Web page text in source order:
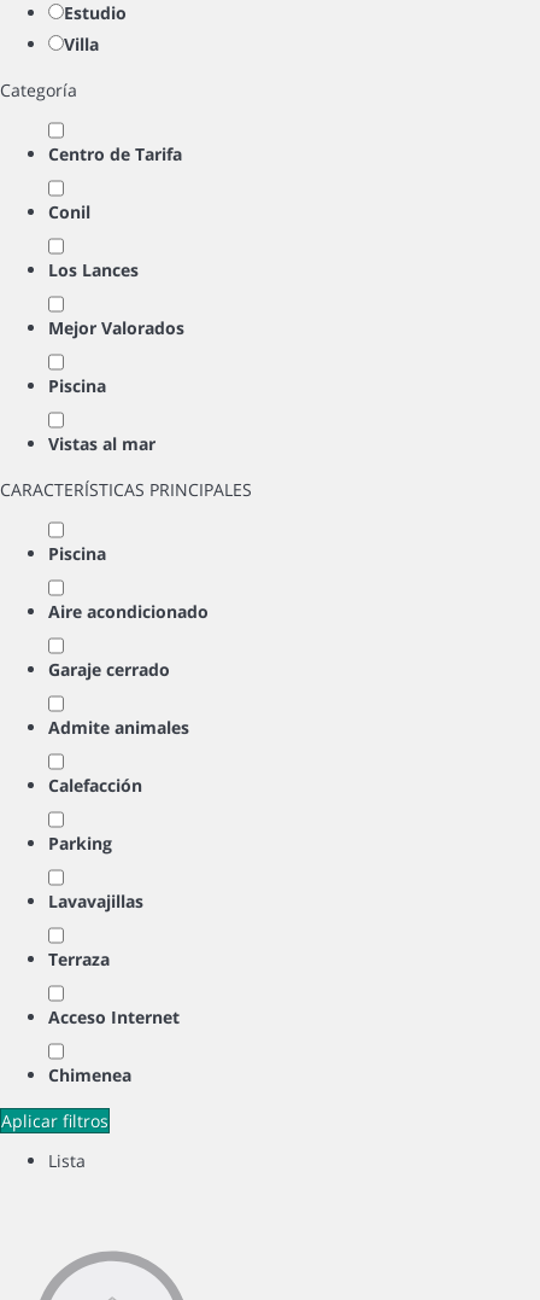
Estudio
Villa
Categoría
Centro de Tarifa
Conil
Los Lances
Mejor Valorados
Piscina
Vistas al mar
CARACTERÍSTICAS PRINCIPALES
Piscina
Aire acondicionado
Garaje cerrado
Admite animales
Calefacción
Parking
Lavavajillas
Terraza
Acceso Internet
Chimenea
Aplicar filtros
Lista